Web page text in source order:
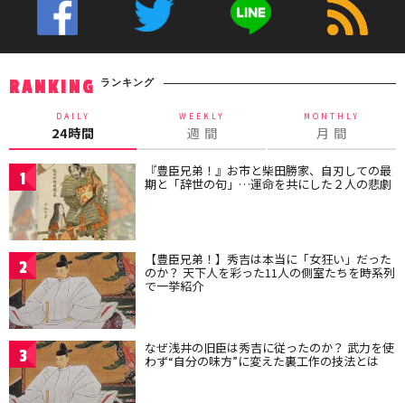
RANKING ランキング
DAILY
24時間
WEEKLY
週 間
MONTHLY
月 間
1 『豊臣兄弟！』お市と柴田勝家、自刃しての最
期と「辞世の句」…運命を共にした２人の悲劇
2 【豊臣兄弟！】秀吉は本当に「女狂い」だった
のか？ 天下人を彩った11人の側室たちを時系列
で一挙紹介
3 なぜ浅井の旧臣は秀吉に従ったのか？ 武力を使
わず“自分の味方”に変えた裏工作の技法とは